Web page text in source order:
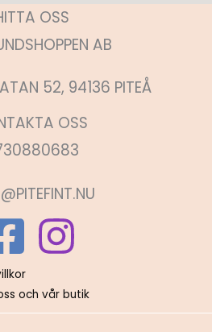
OSS
AB
52, 94136 PITEÅ
OSS
och vår butik